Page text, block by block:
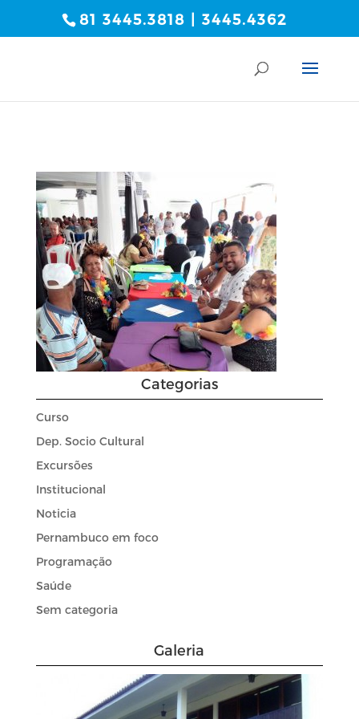
81 3445.3818 | 3445.4362
Categorias
Curso
Dep. Socio Cultural
Excursões
Institucional
Noticia
Pernambuco em foco
Programação
Saúde
Sem categoria
Galeria